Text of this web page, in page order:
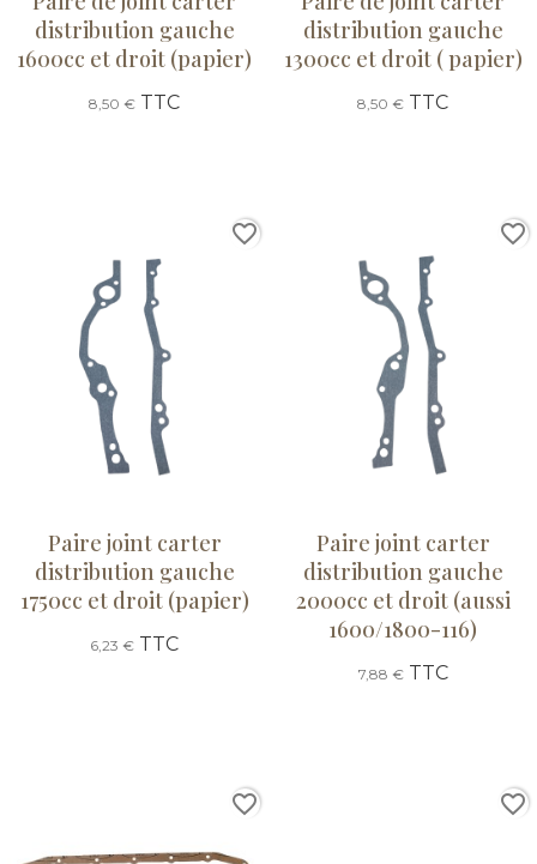
distribution gauche
1600cc et droit (papier)
8,50 € TTC
distribution gauche
1300cc et droit ( papier)
8,50 € TTC
Paire joint carter
distribution gauche
1750cc et droit (papier)
6,23 € TTC
favorite_border
Paire joint carter
distribution gauche
2000cc et droit (aussi
1600/1800-116)
7,88 €TTC
favorite_border
favorite_border favorite_border